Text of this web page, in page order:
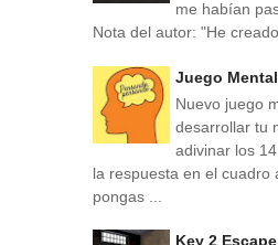
me habían
Nota del autor: "He
Juego
Nuevo juego
desarrollar tu
adivinar los
la respuesta en el cuadro
pongas ...
Key 2 Escape